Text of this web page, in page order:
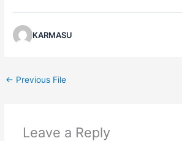
KARMASU
← Previous File
Leave a Reply